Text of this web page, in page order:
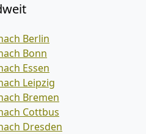
Berlin
Bonn
Essen
Leipzig
Bremen
Cottbus
Dresden